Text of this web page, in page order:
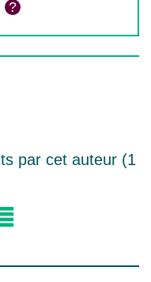
par cet auteur (1